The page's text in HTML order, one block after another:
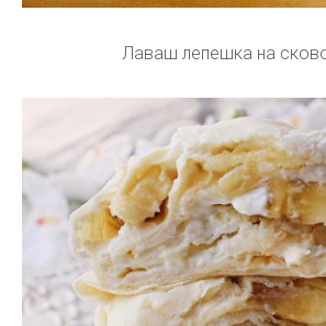
Лаваш лепешка на